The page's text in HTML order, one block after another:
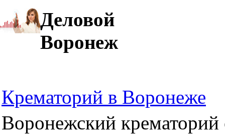
Деловой
Воронеж
Крематорий в Воронеже
Воронежский крематорий